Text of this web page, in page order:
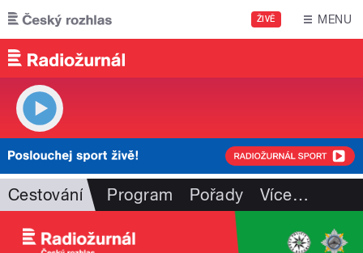
Přejít k hlavnímu obsahu
ŽIVĚ MENU
Cestování Program Pořady Více…